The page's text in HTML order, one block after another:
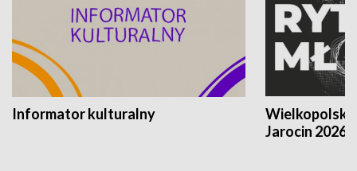
Informator kulturalny
Jarocin 2026